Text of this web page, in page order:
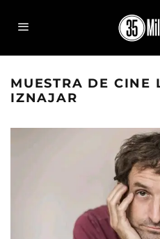
MUESTRA DE CINE
IZNAJAR